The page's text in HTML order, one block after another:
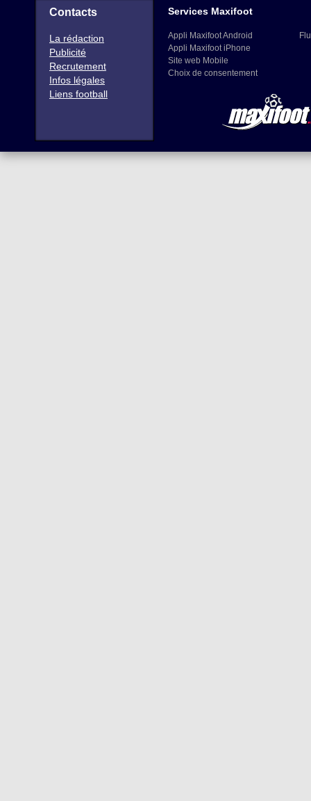
Contacts
La rédaction
Publicité
Recrutement
Infos légales
Liens football
Services Maxifoot
Appli Maxifoot Android
Appli Maxifoot iPhone
Site web Mobile
Choix de consentement